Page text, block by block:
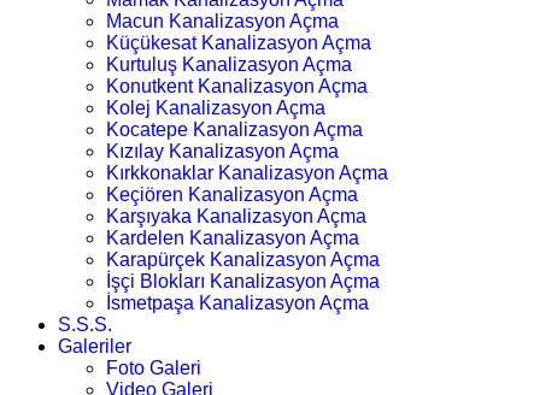
Macun Kanalizasyon Açma
Küçükesat Kanalizasyon Açma
Kurtuluş Kanalizasyon Açma
Konutkent Kanalizasyon Açma
Kolej Kanalizasyon Açma
Kocatepe Kanalizasyon Açma
Kızılay Kanalizasyon Açma
Kırkkonaklar Kanalizasyon Açma
Keçiören Kanalizasyon Açma
Karşıyaka Kanalizasyon Açma
Kardelen Kanalizasyon Açma
Karapürçek Kanalizasyon Açma
İşçi Blokları Kanalizasyon Açma
İsmetpaşa Kanalizasyon Açma
S.S.S.
Galeriler
Foto Galeri
Video Galeri